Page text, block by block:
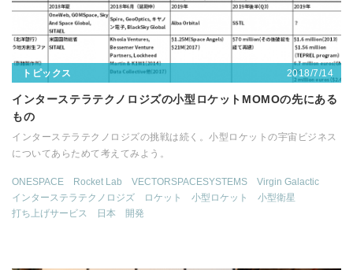
トピックス 2018/7/14
インターステラテクノロジズの小型ロケットMOMOの先にある
もの
インターステラテクノロジズの挑戦は続く。小型ロケットの宇宙ビジネス
についてあらためて考えてみよう。
ONESPACE Rocket Lab VECTORSPACESYSTEMS
Virgin Galactic
インターステラテクノロジズ
ロケット 小型ロケット
小型衛星
打ち上げサービス
日本 開発